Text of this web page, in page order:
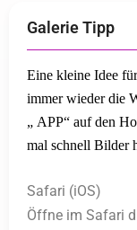
Galerie Tipp
Eine kleine Idee
immer wieder die
„ APP“ auf den
mal schnell Bilder
Safari (iOS)
Öffne im Safari